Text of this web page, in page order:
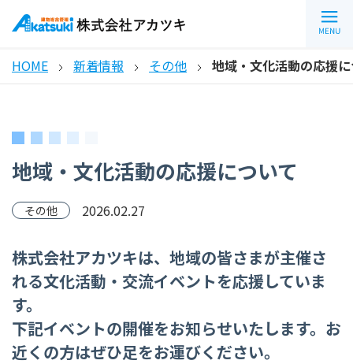
HOME 新着情報 その他 地域・文化活動の応援
地域・文化活動の応援について
その他 2026.02.27
株式会社アカツキは、地域の皆さまが主催さ
れる文化活動・交流イベントを応援していま
す。
下記イベントの開催をお知らせいたします。お
近くの方はぜひ足をお運びください。